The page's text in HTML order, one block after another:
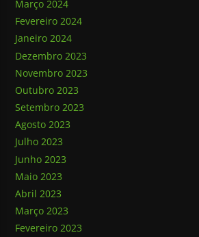
Março 2024
Fevereiro 2024
Janeiro 2024
Dezembro 2023
Novembro 2023
Outubro 2023
Setembro 2023
Agosto 2023
Julho 2023
Junho 2023
Maio 2023
Abril 2023
Março 2023
Fevereiro 2023